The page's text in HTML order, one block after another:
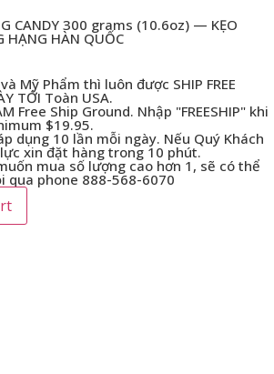
CANDY 300 grams (10.6oz) — KẸO
HẠNG HÀN QUỐC
Mỹ Phẩm thì luôn được SHIP FREE
TỚI Toàn USA.
Free Ship Ground. Nhập "FREESHIP" khi
$19.95.
dụng 10 lần mỗi ngày. Nếu Quý Khách
xin đặt hàng trong 10 phút.
mua số lượng cao hơn 1, sẽ có thể
qua phone 888-568-6070